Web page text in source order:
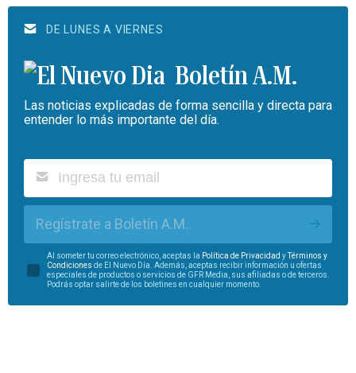
DE LUNES A VIERNES
Boletín A.M.
Las noticias explicadas de forma sencilla y directa para
entender lo más importante del día.
Regístrate a Boletín A.M.
Al someter tu correo electrónico, aceptas la Política de Privacidad yTérminos y
Condiciones de El Nuevo Día. Además, aceptas recibir información u ofertas
especiales de productos o servicios de GFR Media, sus afiliadas o de terceros.
Podrás optar salirte de los boletines en cualquier momento.